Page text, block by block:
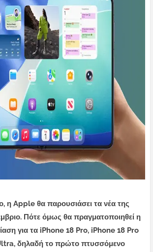
η Apple θα παρουσιάσει τα νέα της
Πότε όμως θα πραγματοποιηθεί η
για τα iPhone 18 Pro, iPhone 18 Pro
δηλαδή το πρώτο πτυσσόμενο